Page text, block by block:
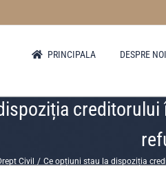
PRINCIPALA DESPRE NOI
Civil Ce opțiuni stau la dispoziția